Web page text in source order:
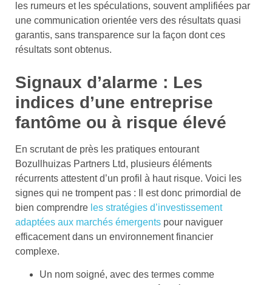
les rumeurs et les spéculations, souvent amplifiées par
une communication orientée vers des résultats quasi
garantis, sans transparence sur la façon dont ces
résultats sont obtenus.
Signaux d’alarme : Les
indices d’une entreprise
fantôme ou à risque élevé
En scrutant de près les pratiques entourant
Bozullhuizas Partners Ltd, plusieurs éléments
récurrents attestent d’un profil à haut risque. Voici les
signes qui ne trompent pas : Il est donc primordial de
bien comprendre les stratégies d’investissement
adaptées aux marchés émergents pour naviguer
efficacement dans un environnement financier
complexe.
Un nom soigné, avec des termes comme